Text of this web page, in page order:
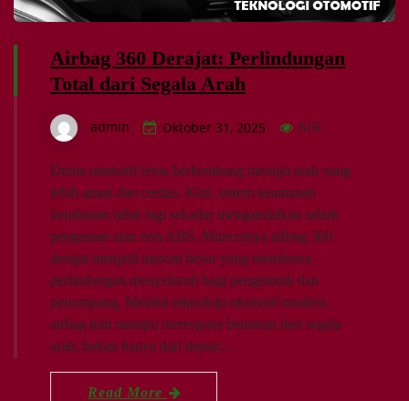
Airbag 360 Derajat: Perlindungan
Total dari Segala Arah
admin Oktober 31, 2025 616
Dunia otomotif terus berkembang menuju arah yang
lebih aman dan cerdas. Kini, sistem keamanan
kendaraan tidak lagi sekadar mengandalkan sabuk
pengaman atau rem ABS. Munculnya airbag 360
derajat menjadi inovasi besar yang membawa
perlindungan menyeluruh bagi pengemudi dan
penumpang. Melalui teknologi otomotif modern,
airbag kini mampu merespons benturan dari segala
arah, bukan hanya dari depan.…
Read More